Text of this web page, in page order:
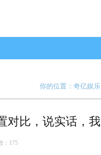
你的位置： 奇亿娱乐
对比，说实话，我
：175